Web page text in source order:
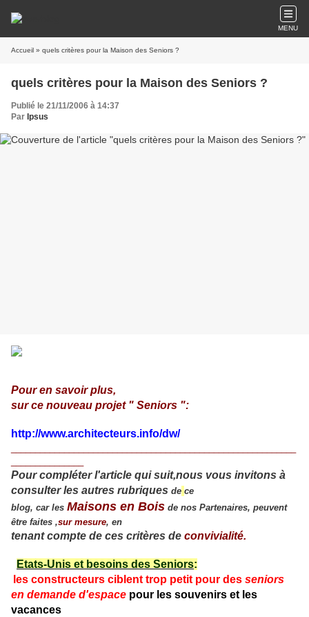
MENU
Accueil » quels critères pour la Maison des Seniors ?
quels critères pour la Maison des Seniors ?
Publié le 21/11/2006 à 14:37
Par Ipsus
Pour en savoir plus,
sur ce nouveau projet " Seniors ":
http://www.architecteurs.info/dw/
Pour compléter l'article qui suit,nous vous invitons à
consulter les autres rubriques de ce
blog, car les Maisons en Bois de nos Partenaires, peuvent
être faites ,sur mesure, en
tenant compte de ces critères de convivialité.
Etats-Unis et besoins des Seniors:
les constructeurs ciblent trop petit pour des seniors
en demande d'espace pour les souvenirs et les
vacances